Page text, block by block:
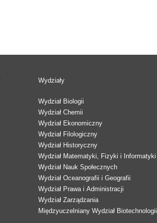
Wydziały
Wydział Biologii
Wydział Chemii
Wydział Ekonomiczny
Wydział Filologiczny
Wydział Historyczny
Wydział Matematyki, Fizyki i Informatyki
Wydział Nauk Społecznych
Wydział Oceanografii i Geografii
Wydział Prawa i Administracji
Wydział Zarządzania
Międzyuczelniany Wydział Biotechnologii